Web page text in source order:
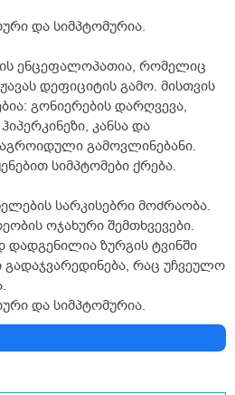
და სიმპტომურია.
ენცეფალოპათია, რომელიც
დეფიციტის გამო. მისთვის
გონიერების დარღვევა,
კანსა და
გამოვლინებანი.
სიმპტომები ქრება.
სარკისებრი მოძრაობა.
ოჯახური შემთხვევები.
ზურგის ტვინში
რაც უჩვეულო
და სიმპტომურია.